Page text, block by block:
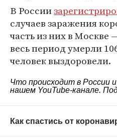
В России
случаев заражения
часть из них в Москве
весь период умерли
человек выздоровели.
Что происходит в России
нашем YouTube-канале.
Как спастись от